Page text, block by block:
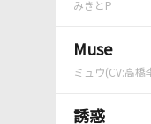
みきとP
Muse
ミュウ(CV:高橋
誘惑